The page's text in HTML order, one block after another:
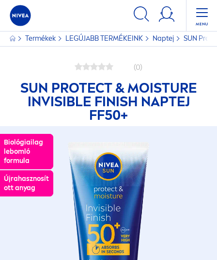
Termékek LEGÚJABB TERMÉKEINK Naptej SUN
(0)
SUN PROTECT& MOISTURE
INVISIBLE FINISH NAPTEJ
FF50+
Biológiailag
lebomló
formula
Újrahasznosít
ott anyag
Biológiailag
lebomló
formula
Újrahasznosít
ott anyag